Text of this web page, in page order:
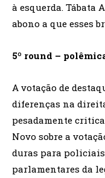
à esquerda. Tábata
abono a que esses
5º round –
A votação de
diferenças na
pesadamente
Novo sobre a
duras para
parlamentares da